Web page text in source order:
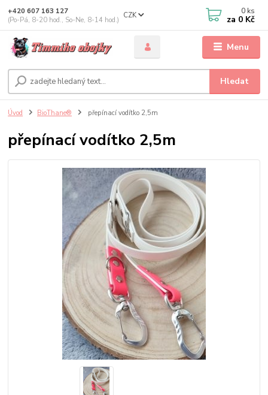
Menu
CZK
Hledat
+420 607 163 127
(Po-Pá, 8-20 hod., So-Ne, 8-14 hod.)
0 ks
za 0 Kč
Úvod BioThane® přepínací vodítko 2,5m
přepínací vodítko 2,5m